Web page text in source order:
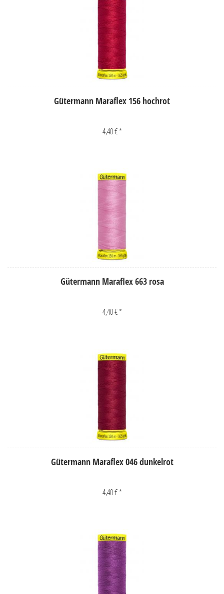
Gütermann Maraflex 156 hochrot
4,40 € *
Gütermann Maraflex 663 rosa
4,40 € *
Gütermann Maraflex 046 dunkelrot
4,40 € *